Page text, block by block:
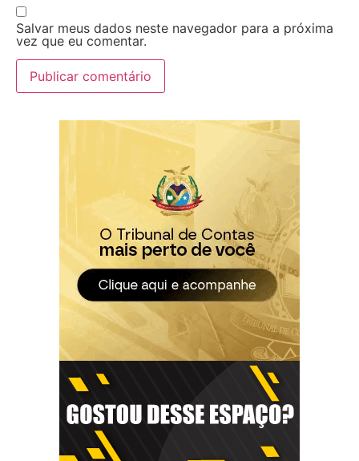
Salvar meus dados neste navegador para a próxima
vez que eu comentar.